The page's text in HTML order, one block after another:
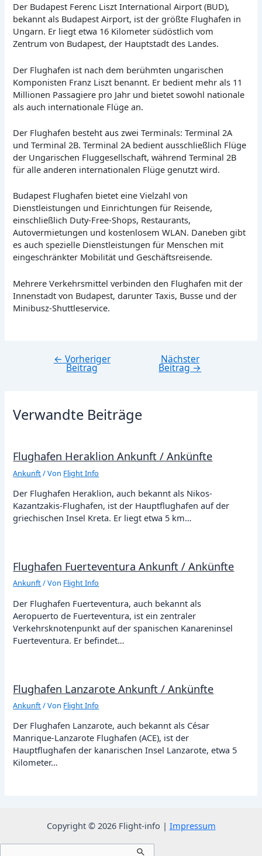
Der Budapest Ferenc Liszt International Airport (BUD),
bekannt als Budapest Airport, ist der größte Flughafen in
Ungarn. Er liegt etwa 16 Kilometer südöstlich vom
Zentrum von Budapest, der Hauptstadt des Landes.
Der Flughafen ist nach dem berühmten ungarischen
Komponisten Franz Liszt benannt. Er bedient mehr als 11
Millionen Passagiere pro Jahr und bietet sowohl nationale
als auch internationale Flüge an.
Der Flughafen besteht aus zwei Terminals: Terminal 2A
und Terminal 2B. Terminal 2A bedient ausschließlich Flüge
der Ungarischen Fluggesellschaft, während Terminal 2B
für alle anderen internationalen Flüge genutzt wird.
Budapest Flughafen bietet eine Vielzahl von
Dienstleistungen und Einrichtungen für Reisende,
einschließlich Duty-Free-Shops, Restaurants,
Autovermietungen und kostenlosem WLAN. Daneben gibt
es auch spezielle Dienstleistungen für Menschen mit
eingeschränkter Mobilität und Geschäftsreisende.
Mehrere Verkehrsmittel verbinden den Flughafen mit der
Innenstadt von Budapest, darunter Taxis, Busse und der
Minibusz-Shuttleservice.
Beitragsnavigation
← Vorheriger
Beitrag
Nächster
Beitrag→
Verwandte Beiträge
Flughafen Heraklion Ankunft / Ankünfte
Ankunft/ Von Flight Info
Der Flughafen Heraklion, auch bekannt als Nikos-
Kazantzakis-Flughafen, ist der Hauptflughafen auf der
griechischen Insel Kreta. Er liegt etwa 5 km…
Flughafen Fuerteventura Ankunft / Ankünfte
Ankunft/ Von Flight Info
Der Flughafen Fuerteventura, auch bekannt als
Aeropuerto de Fuerteventura, ist ein zentraler
Verkehrsknotenpunkt auf der spanischen Kanareninsel
Fuerteventura. Er befindet…
Flughafen Lanzarote Ankunft / Ankünfte
Ankunft/ Von Flight Info
Der Flughafen Lanzarote, auch bekannt als César
Manrique-Lanzarote Flughafen (ACE), ist der
Hauptflughafen der kanarischen Insel Lanzarote, etwa 5
Kilometer…
Copyright © 2026 Flight-info | Impressum